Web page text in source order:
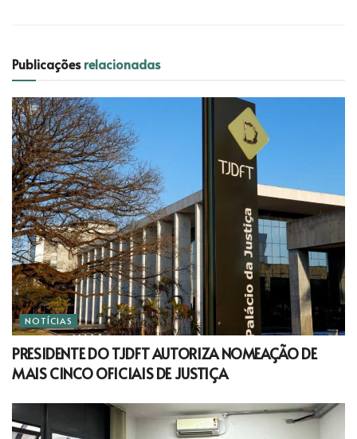
Publicaçõesrelacionadas
NOTÍCIAS
PRESIDENTE DO TJDFT AUTORIZA NOMEAÇÃO DE
MAIS CINCO OFICIAIS DE JUSTIÇA